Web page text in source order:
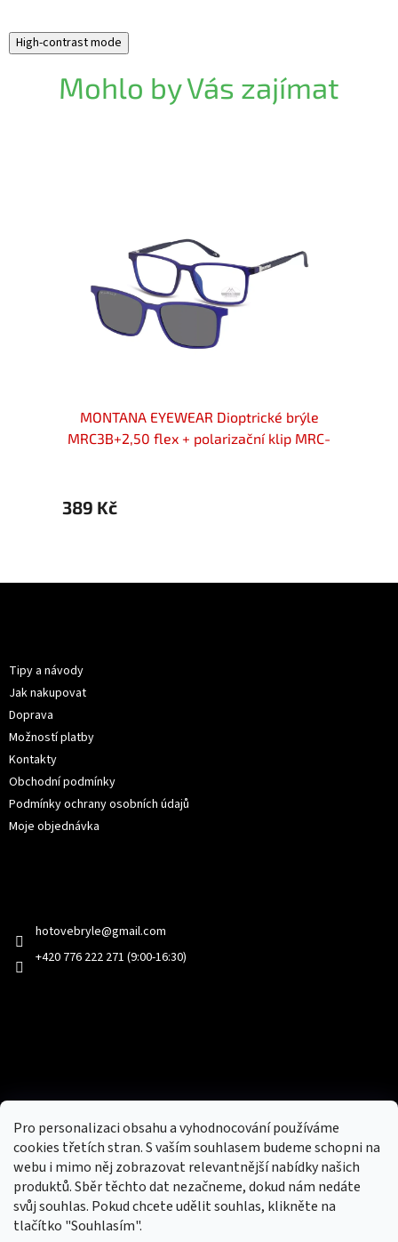
Pro personalizaci obsahu a vyhodnocování používáme
cookies třetích stran. S vaším souhlasem budeme schopni na
webu i mimo něj zobrazovat relevantnější nabídky našich
produktů. Sběr těchto dat nezačneme, dokud nám nedáte
svůj souhlas. Pokud chcete udělit souhlas, klikněte na
tlačítko "Souhlasím".
High-contrast mode
Mohlo by Vás zajímat
MONTANA EYEWEAR Dioptrické brýle
MRC3B+2,50 flex + polarizační klip MRC-
389 Kč
Tipy a návody
Jak nakupovat
Doprava
Možností platby
Kontakty
Obchodní podmínky
Podmínky ochrany osobních údajů
Moje objednávka
hotovebryle@gmail.com
+420 776 222 271 (9:00-16:30)